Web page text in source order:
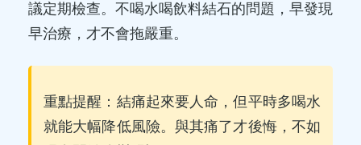
議定期檢查。不喝水喝飲料結石的問題，早發現
早治療，才不會拖嚴重。
重點提醒：結痛起來要人命，但平時多喝水
就能大幅降低風險。與其痛了才後悔，不如